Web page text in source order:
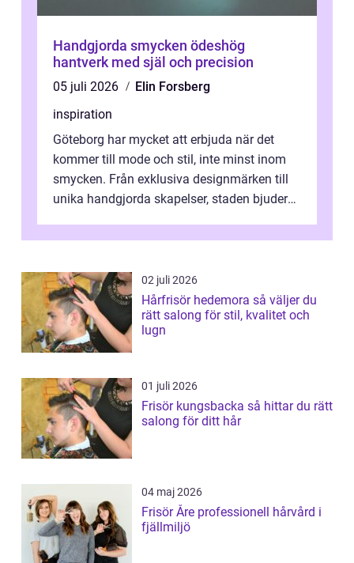
Handgjorda smycken ödeshög
hantverk med själ och precision
05 juli 2026
Elin Forsberg
inspiration
Göteborg har mycket att erbjuda när det
kommer till mode och stil, inte minst inom
smycken. Från exklusiva designmärken till
unika handgjorda skapelser, staden bjuder
02 juli 2026
Hårfrisör hedemora så väljer du
rätt salong för stil, kvalitet och
lugn
01 juli 2026
Frisör kungsbacka så hittar du rätt
salong för ditt hår
04 maj 2026
Frisör Åre professionell hårvård i
fjällmiljö